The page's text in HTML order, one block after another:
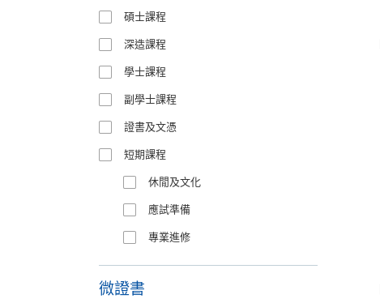
碩士課程
深造課程
學士課程
副學士課程
證書及文憑
短期課程
休閒及文化
應試準備
專業進修
微證書